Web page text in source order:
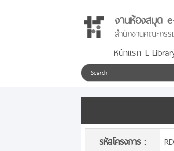
งานห้องสมุด
สำนักงานคณะกรร
หน้าแรก E-
รหัสโครงการ :